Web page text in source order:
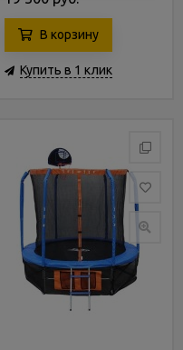
В корзину
Купить в 1 клик